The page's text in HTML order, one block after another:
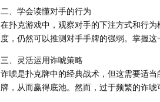
二、学会读懂对手的行为
在扑克游戏中，观察对手的下注方式和行
度，仍然可以推测对手手牌的强弱。掌握
三、灵活运用诈唬策略
诈唬是扑克牌中的经典战术，但这需要适
牌，从而赢得底池。然而，过于频繁的诈